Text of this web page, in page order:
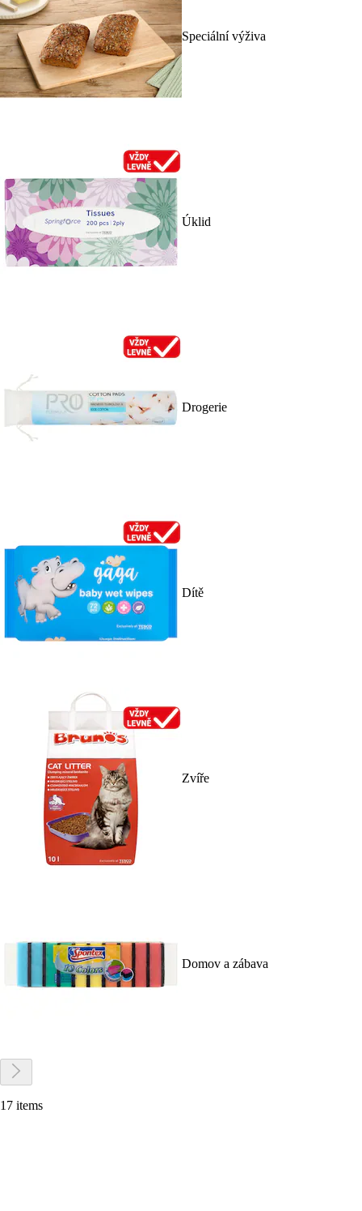
Speciální výživa
Úklid
Drogerie
Dítě
Zvíře
Domov a zábava
17 items